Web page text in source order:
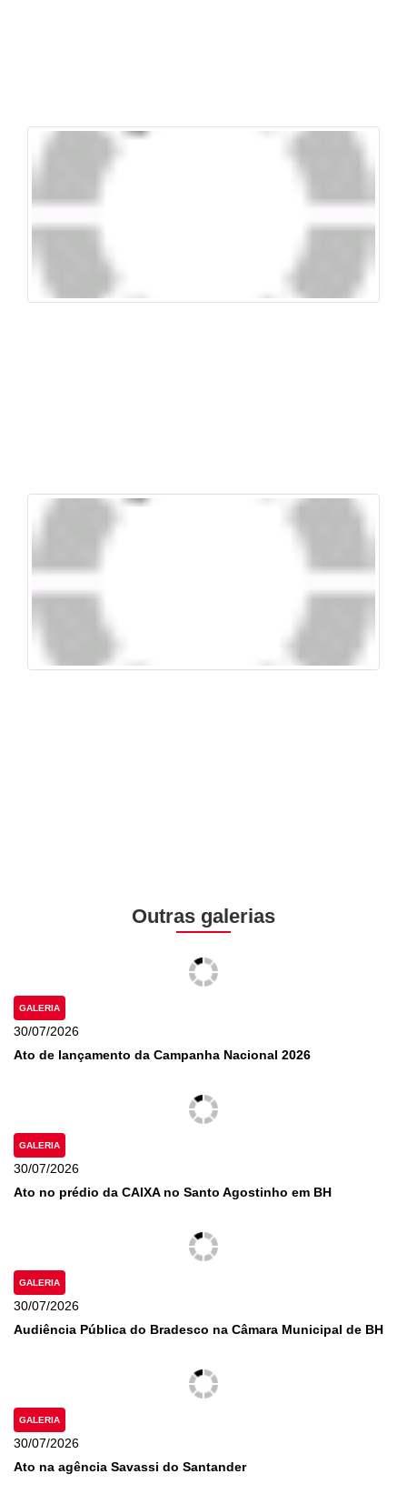
Outras galerias
GALERIA
30/07/2026
Ato de lançamento da Campanha Nacional 2026
GALERIA
30/07/2026
Ato no prédio da CAIXA no Santo Agostinho em BH
GALERIA
30/07/2026
Audiência Pública do Bradesco na Câmara Municipal de BH
GALERIA
30/07/2026
Ato na agência Savassi do Santander